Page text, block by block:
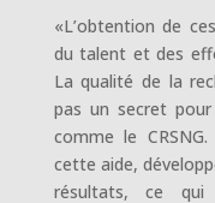
«L’obtention de
du talent et des
La qualité de la
pas un secret pour
comme le
cette aide,
résultats, ce qui